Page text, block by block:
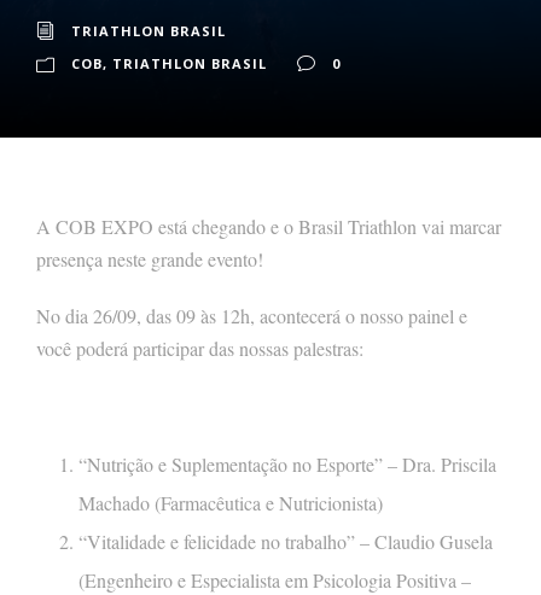
TRIATHLON BRASIL
COB, TRIATHLON BRASIL 0
A COB EXPO está chegando e o Brasil Triathlon vai marcar
presença neste grande evento!
No dia 26/09, das 09 às 12h, acontecerá o nosso painel e
você poderá participar das nossas palestras:
“Nutrição e Suplementação no Esporte” – Dra. Priscila
Machado (Farmacêutica e Nutricionista)
“Vitalidade e felicidade no trabalho” – Claudio Gusela
(Engenheiro e Especialista em Psicologia Positiva –